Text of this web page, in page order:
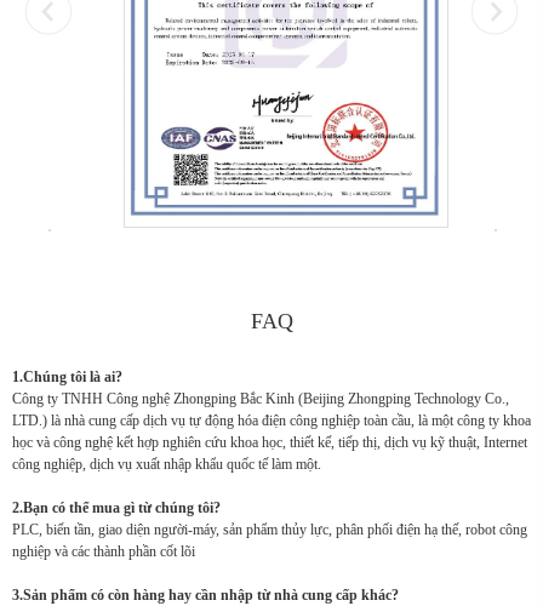
FAQ
1.Chúng tôi là ai?
Công ty TNHH Công nghệ Zhongping Bắc Kinh (Beijing Zhongping Technology Co.,
LTD.) là nhà cung cấp dịch vụ tự động hóa điện công nghiệp toàn cầu, là một công ty khoa
học và công nghệ kết hợp nghiên cứu khoa học, thiết kế, tiếp thị, dịch vụ kỹ thuật, Internet
công nghiệp, dịch vụ xuất nhập khẩu quốc tế làm một.
2.Bạn có thể mua gì từ chúng tôi?
PLC, biến tần, giao diện người-máy, sản phẩm thủy lực, phân phối điện hạ thế, robot công
nghiệp và các thành phần cốt lõi
3.Sản phẩm có còn hàng hay cần nhập từ nhà cung cấp khác?